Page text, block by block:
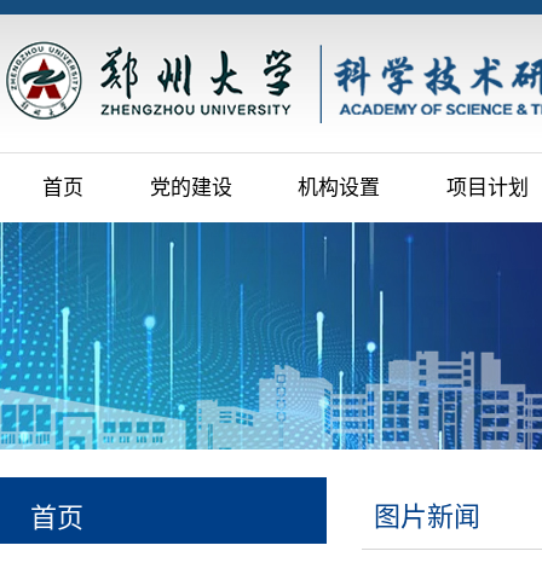
首页 党的建设 机构设置 项目计划
首页 图片新闻